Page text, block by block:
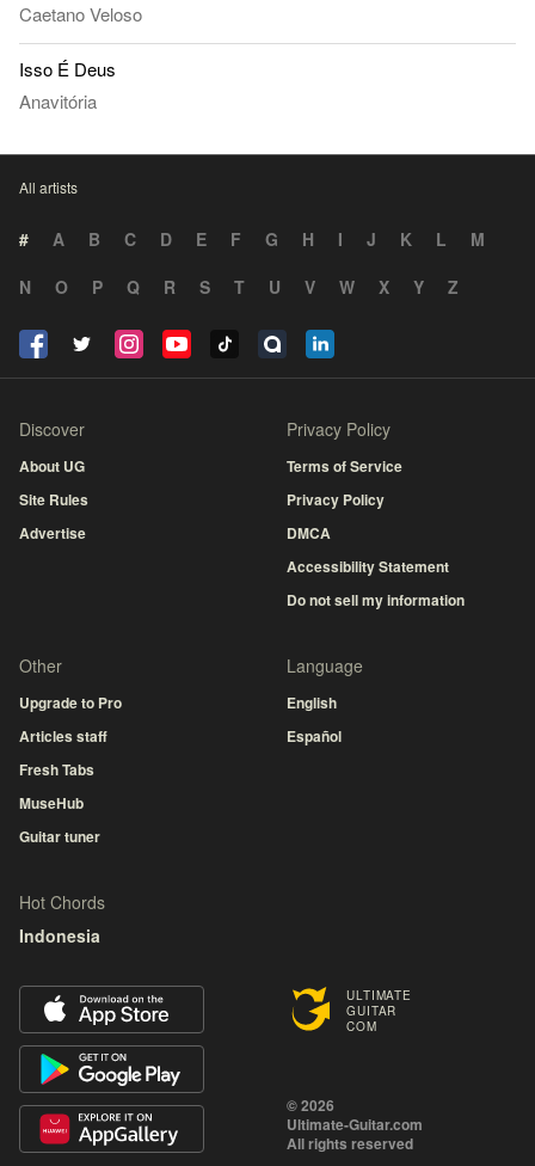
Caetano Veloso
Isso É Deus
Anavitória
All artists
# A B C D E F G H I J K L
M
N
O P Q R S T U V W X Y Z
ULTIMATE
GUITAR
COM
© 2026
Ultimate-Guitar.com
All rights reserved
Discover
About UG
Site Rules
Advertise
Privacy Policy
Terms of Service
Privacy Policy
DMCA
Accessibility Statement
Do not sell my information
Other
Upgrade to Pro
Articles staff
Fresh Tabs
MuseHub
Guitar tuner
Language
English
Español
Hot Chords
Indonesia